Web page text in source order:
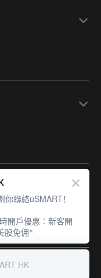
聯絡uSMART！
開戶優惠︰新客開
股免佣^
HK